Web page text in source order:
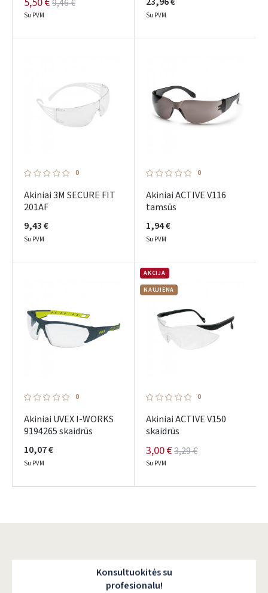
9,46 €
Su PVM Su PVM
0
Akiniai 3M SECURE FIT
201AF
9,43 €
Su PVM
0
Akiniai ACTIVE V116
tamsūs
1,94 €
Su PVM
0
Akiniai UVEX I-WORKS
9194265 skaidrūs
10,07 €
Su PVM
AKCIJA
NAUJIENA
0
Akiniai ACTIVE V150
skaidrūs
3,00 €3,29 €
Su PVM
Konsultuokitės su
profesionalu!